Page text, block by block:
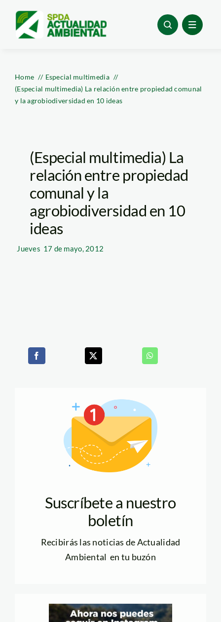
content
Home
Especial multimedia
(Especial multimedia) La relación entre propiedad comunal
y la agrobiodiversidad en 10 ideas
(Especial multimedia) La
relación entre propiedad
comunal y la
agrobiodiversidad en 10
ideas
Jueves 17 de mayo, 2012
Suscríbete a nuestro
boletín
Recibirás las noticias de Actualidad
Ambiental en tu buzón